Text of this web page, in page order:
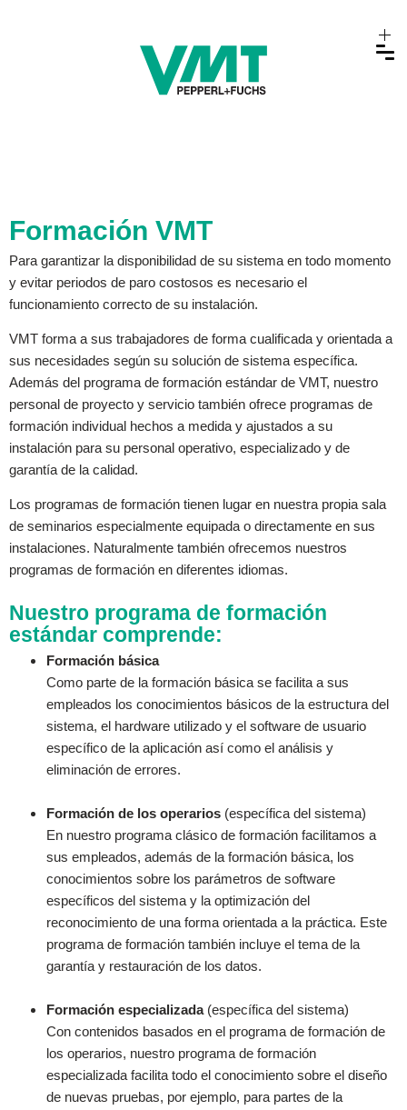
Formación VMT
Para garantizar la disponibilidad de su sistema en todo momento
y evitar periodos de paro costosos es necesario el
funcionamiento correcto de su instalación.
VMT forma a sus trabajadores de forma cualificada y orientada a
sus necesidades según su solución de sistema específica.
Además del programa de formación estándar de VMT, nuestro
personal de proyecto y servicio también ofrece programas de
formación individual hechos a medida y ajustados a su
instalación para su personal operativo, especializado y de
garantía de la calidad.
Los programas de formación tienen lugar en nuestra propia sala
de seminarios especialmente equipada o directamente en sus
instalaciones. Naturalmente también ofrecemos nuestros
programas de formación en diferentes idiomas.
Nuestro programa de formación
estándar comprende:
Formación básica
Como parte de la formación básica se facilita a sus
empleados los conocimientos básicos de la estructura del
sistema, el hardware utilizado y el software de usuario
específico de la aplicación así como el análisis y
eliminación de errores.
Formación de los operarios (específica del sistema)
En nuestro programa clásico de formación facilitamos a
sus empleados, además de la formación básica, los
conocimientos sobre los parámetros de software
específicos del sistema y la optimización del
reconocimiento de una forma orientada a la práctica. Este
programa de formación también incluye el tema de la
garantía y restauración de los datos.
Formación especializada(específica del sistema)
Con contenidos basados en el programa de formación de
los operarios, nuestro programa de formación
especializada facilita todo el conocimiento sobre el diseño
de nuevas pruebas, por ejemplo, para partes de la